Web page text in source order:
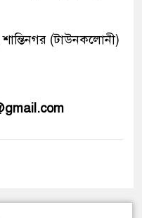
(টাউনকলোনী)